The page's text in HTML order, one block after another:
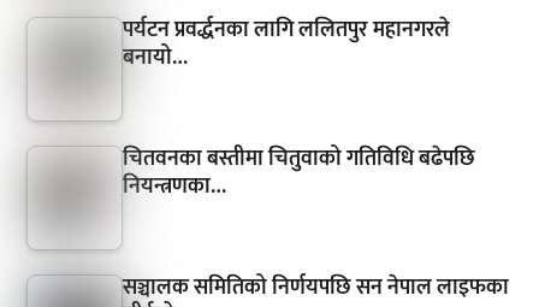
पर्यटन प्रवर्द्धनका लागि ललितपुर महानगरले
बनायो…
चितवनका बस्तीमा चितुवाको गतिविधि बढेपछि
नियन्त्रणका…
सञ्चालक समितिको निर्णयपछि सन नेपाल लाइफका